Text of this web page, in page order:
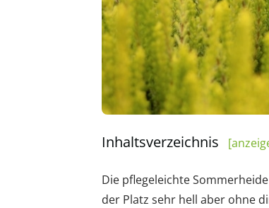
Inhaltsverzeichnis
Die pflegeleichte
der Platz sehr hell aber ohne